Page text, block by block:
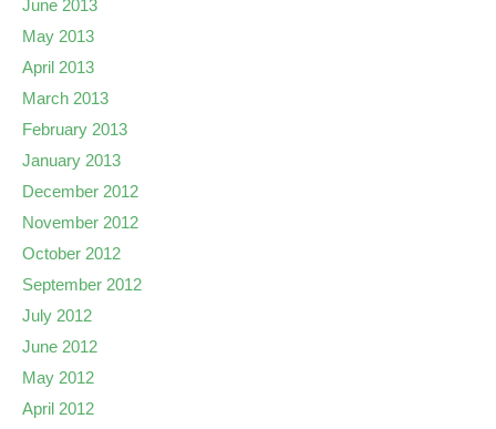
June 2013
May 2013
April 2013
March 2013
February 2013
January 2013
December 2012
November 2012
October 2012
September 2012
July 2012
June 2012
May 2012
April 2012